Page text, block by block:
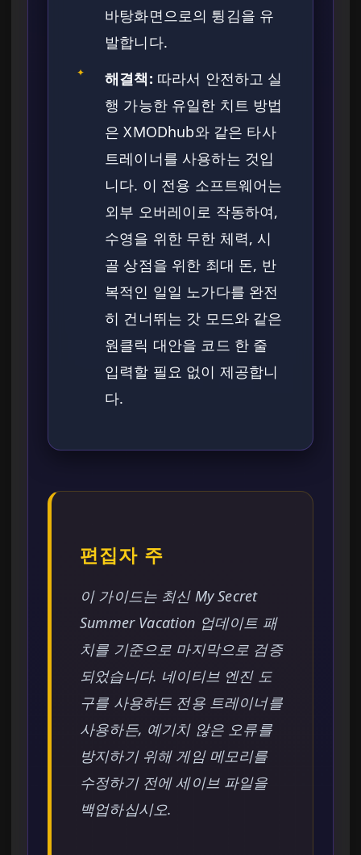
바탕화면으로의 튕김을 유
발합니다.
✦ 해결책: 따라서 안전하고 실
행 가능한 유일한 치트 방법
은 XMODhub와 같은 타사
트레이너를 사용하는 것입
니다. 이 전용 소프트웨어는
외부 오버레이로 작동하여,
수영을 위한 무한 체력, 시
골 상점을 위한 최대 돈, 반
복적인 일일 노가다를 완전
히 건너뛰는 갓 모드와 같은
원클릭 대안을 코드 한 줄
입력할 필요 없이 제공합니
다.
편집자 주
이 가이드는 최신 My Secret
Summer Vacation 업데이트 패
치를 기준으로 마지막으로 검증
되었습니다. 네이티브 엔진 도
구를 사용하든 전용 트레이너를
사용하든, 예기치 않은 오류를
방지하기 위해 게임 메모리를
수정하기 전에 세이브 파일을
백업하십시오.